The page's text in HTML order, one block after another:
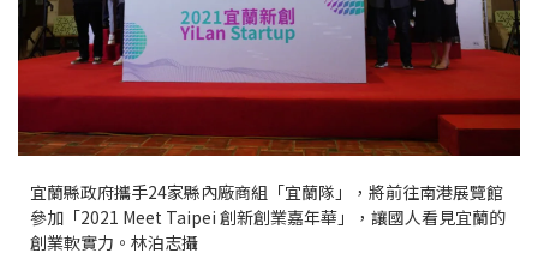
宜蘭縣政府攜手24家縣內廠商組「宜蘭隊」，將前往南港展覽館
參加「2021 Meet Taipei 創新創業嘉年華」，讓國人看見宜蘭的
創業軟實力。林泊志攝